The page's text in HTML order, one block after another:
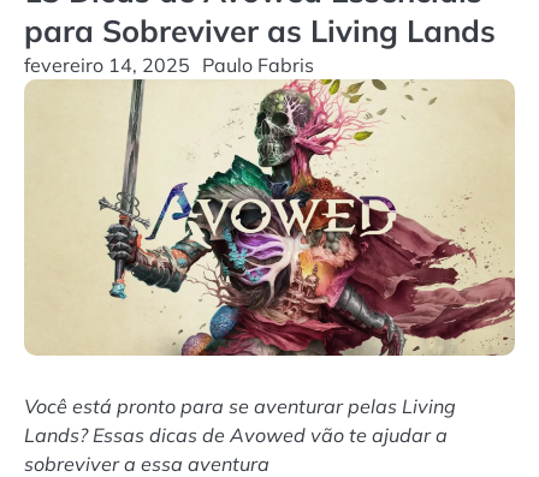
para Sobreviver as Living Lands
fevereiro 14, 2025 Paulo Fabris
Você está pronto para se aventurar pelas Living
Lands? Essas dicas de Avowed vão te ajudar a
sobreviver a essa aventura